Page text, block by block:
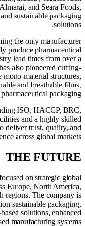
and Seara Foods,
sustainable packaging
solutions.
the only manufacturer
produce pharmaceutical
lead times from over a
also pioneered cutting-
mono-material structures,
and breathable films,
packaging.
ISO, HACCP, BRC,
and a highly skilled
deliver trust, quality, and
across global markets.
THE FUTURE
on strategic global
Europe, North America,
regions. The company is
sustainable packaging,
solutions, enhanced
manufacturing systems.